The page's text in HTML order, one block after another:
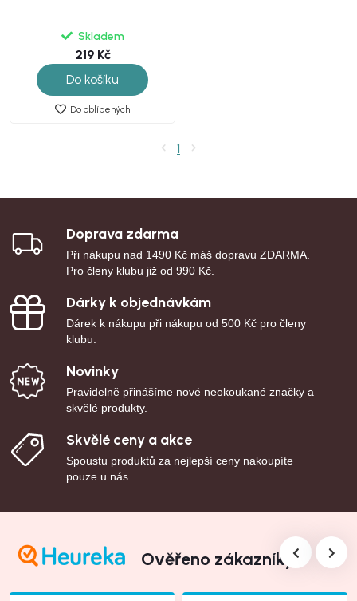
Skladem
219 Kč
Do košíku
Do oblíbených
1
Doprava zdarma
Při nákupu nad 1490 Kč máš dopravu ZDARMA.
Pro členy klubu již od 990 Kč.
Dárky k objednávkám
Dárek k nákupu při nákupu od 500 Kč pro členy
klubu.
Novinky
Pravidelně přinášíme nové neokoukané značky a
skvělé produkty.
Skvělé ceny a akce
Spoustu produktů za nejlepší ceny nakoupíte
pouze u nás.
Ověřeno zákazníky